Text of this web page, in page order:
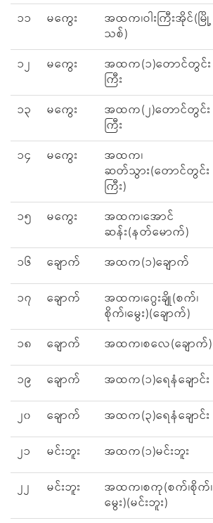
၁၁ မကွေး အထက၊ဝါးကြီးအိုင်(မြို့
သစ်)
၁၂ မကွေး အထက(၁)တောင်တွင်း
ကြီး
၁၃ မကွေး အထက(၂)တောင်တွင်း
ကြီး
၁၄ မကွေး အထက၊
ဆတ်သွား(တောင်တွင်း
ကြီး)
၁၅ မကွေး အထက၊အောင်
ဆန်း(နတ်မောက်)
၁၆ ချောက် အထက(၁)ချောက်
၁၇ ချောက် အထက၊ဂွေးချို(စက်၊
စိုက်၊မွေး)(ချောက်)
၁၈ ချောက် အထက၊စလေ(ချောက်)
၁၉ ချောက် အထက(၁)ရေနံချောင်း
၂၀ ချောက် အထက(၃)ရေနံချောင်း
၂၁ မင်းဘူး အထက(၁)မင်းဘူး
၂၂ မင်းဘူး အထက၊စကု(စက်၊စိုက်၊
မွေး)(မင်းဘူး)